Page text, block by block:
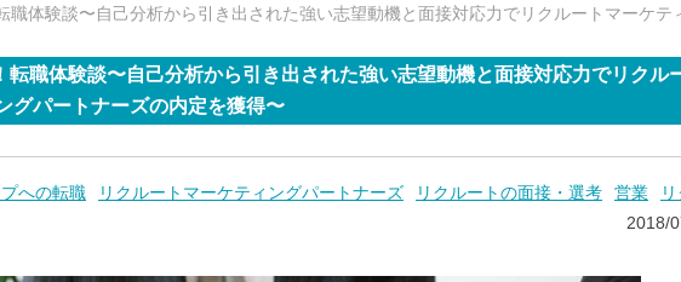
職体験談〜自己分析から引き出された強い志望動機と面接対応力でリクルートマーケ
転職体験談〜自己分析から引き出された強い志望動機と面接対応力でリクル
グパートナーズの内定を獲得〜
への転職 リクルートマーケティングパートナーズ リクルートの面接・選考 営業
2018/